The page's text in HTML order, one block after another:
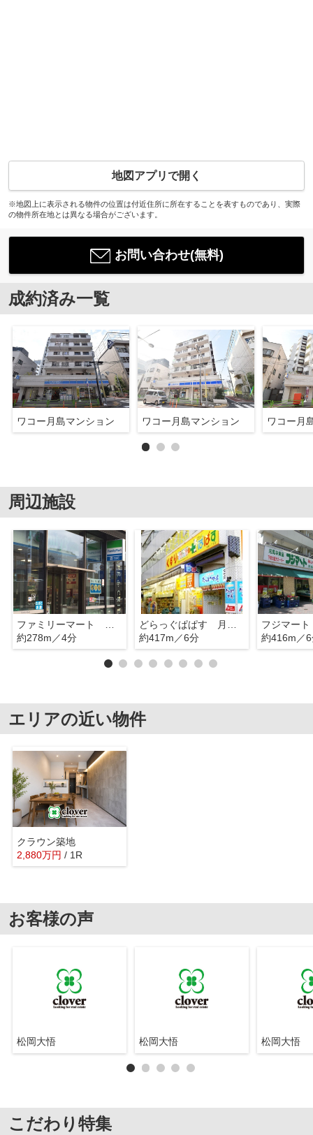
地図アプリで開く
※地図上に表示される物件の位置は付近住所に所在することを表すものであり、実際
の物件所在地とは異なる場合がございます。
お問い合わせ(無料)
成約済み一覧
ワコー月島マンション ワコー月島マンション ワコー月
周辺施設
ファミリーマート 中央月島三丁目店
約278m／4分
どらっぐぱぱす 月島1丁目店
約417m／6分
フジマー
約416m／
エリアの近い物件
クラウン築地
2,880万円 / 1R
お客様の声
松岡大悟 松岡大悟 松岡大悟
こだわり特集